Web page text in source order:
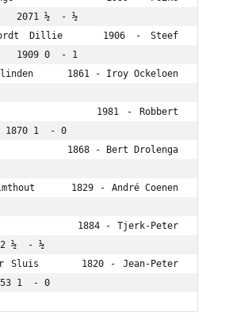
2071 ½  - ½
Dillie    1906 - Steef
1909 0  - 1
1861 - Iroy Ockeloen
1981 - Robbert
1  - 0
1868 - Bert Drolenga
1829 - André Coenen
1884 - Tjerk-Peter
½  - ½
Sluis      1820 - Jean-Peter
1  - 0